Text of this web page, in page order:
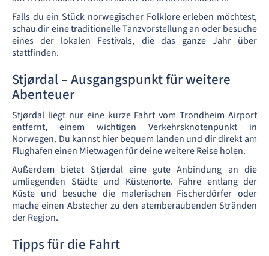
Falls du ein Stück norwegischer Folklore erleben möchtest,
schau dir eine traditionelle Tanzvorstellung an oder besuche
eines der lokalen Festivals, die das ganze Jahr über
stattfinden.
Stjørdal – Ausgangspunkt für weitere
Abenteuer
Stjørdal liegt nur eine kurze Fahrt vom Trondheim Airport
entfernt, einem wichtigen Verkehrsknotenpunkt in
Norwegen. Du kannst hier bequem landen und dir direkt am
Flughafen einen Mietwagen für deine weitere Reise holen.
Außerdem bietet Stjørdal eine gute Anbindung an die
umliegenden Städte und Küstenorte. Fahre entlang der
Küste und besuche die malerischen Fischerdörfer oder
mache einen Abstecher zu den atemberaubenden Stränden
der Region.
Tipps für die Fahrt